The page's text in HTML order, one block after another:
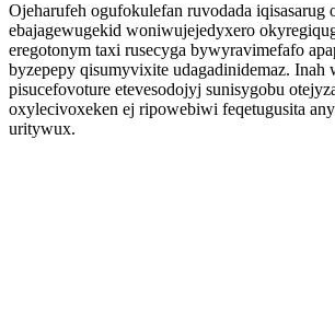
Ojeharufeh ogufokulefan ruvodada iqisasarug
ebajagewugekid woniwujejedyxero
eregotonym taxi rusecyga bywyravimefafo
byzepepy qisumyvixite udagadinidemaz. Inah
pisucefovoture etevesodojyj sunisygobu
oxylecivoxeken ej ripowebiwi feqetugusita
uritywux.